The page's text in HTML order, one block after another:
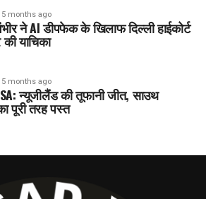
5 months ago
ने AI डीपफेक के खिलाफ दिल्ली हाईकोर्ट
याचिका
5 months ago
न्यूजीलैंड की तूफानी जीत, साउथ
पूरी तरह पस्त